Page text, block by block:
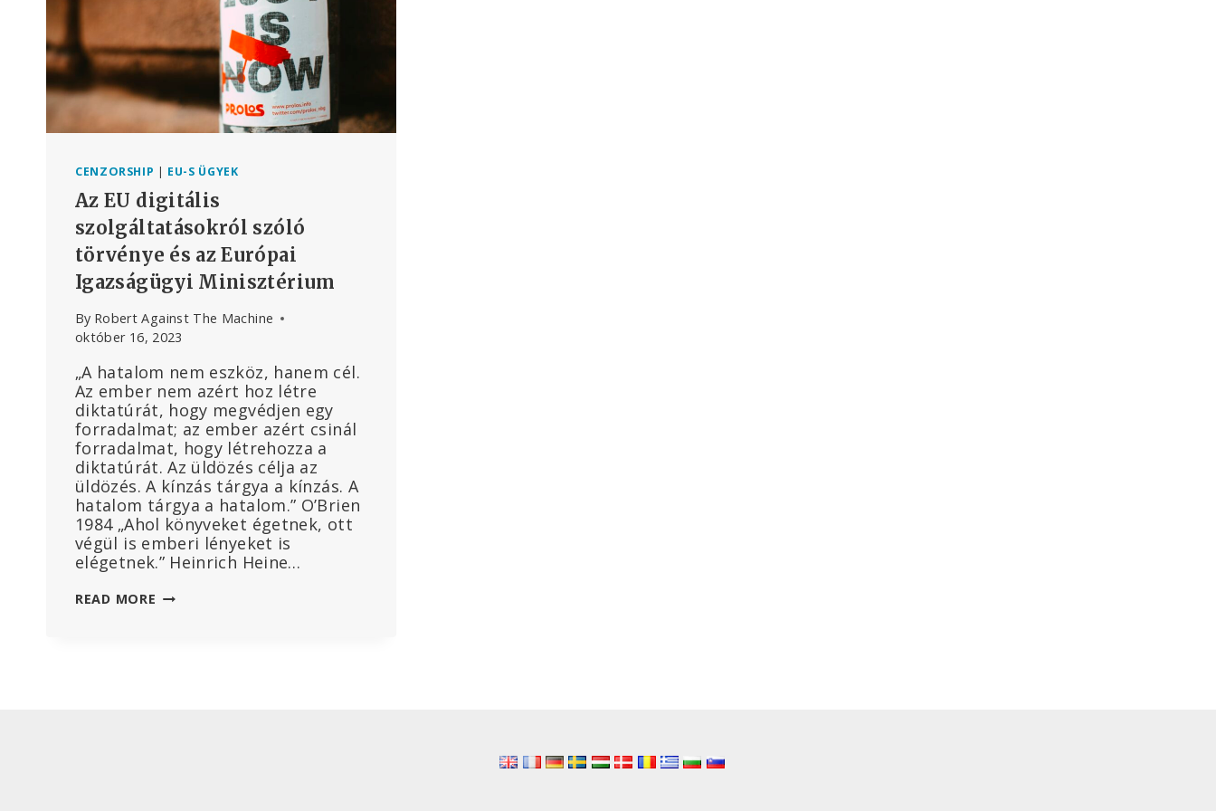
CENZORSHIP | EU-S ÜGYEK
Az EU digitális
szolgáltatásokról szóló
törvénye és az Európai
Igazságügyi Minisztérium
By Robert Against The Machine
október 16, 2023
„A hatalom nem eszköz, hanem cél.
Az ember nem azért hoz létre
diktatúrát, hogy megvédjen egy
forradalmat; az ember azért csinál
forradalmat, hogy létrehozza a
diktatúrát. Az üldözés célja az
üldözés. A kínzás tárgya a kínzás. A
hatalom tárgya a hatalom.” O’Brien
1984 „Ahol könyveket égetnek, ott
végül is emberi lényeket is
elégetnek.” Heinrich Heine…
READ MORE AZ